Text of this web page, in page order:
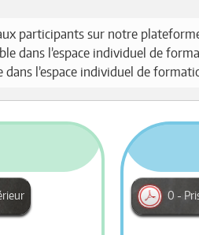
participants sur notre
dans l’espace individuel de
l’espace individuel de
0 -